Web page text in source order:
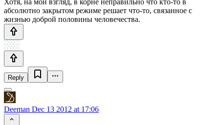
абсолютно закрытом режиме решает что-то, связанное с
жизнью доброй половины человечества.
Reply
Deeman Dec 13 2012 at 17:06